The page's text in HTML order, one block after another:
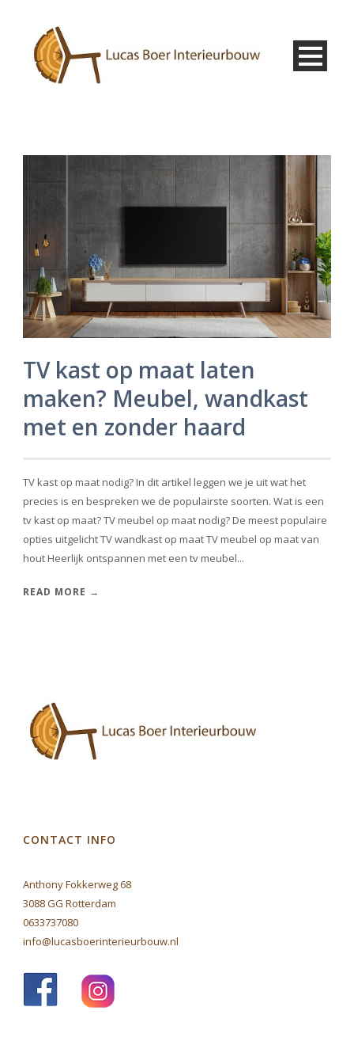
TV kast op maat laten
maken? Meubel, wandkast
met en zonder haard
TV kast op maat nodig? In dit artikel leggen we je uit wat het
precies is en bespreken we de populairste soorten. Wat is een
tv kast op maat? TV meubel op maat nodig? De meest populaire
opties uitgelicht TV wandkast op maat TV meubel op maat van
hout Heerlijk ontspannen met een tv meubel...
READ MORE →
CONTACT INFO
Anthony Fokkerweg 68
3088 GG Rotterdam
0633737080
info@lucasboerinterieurbouw.nl